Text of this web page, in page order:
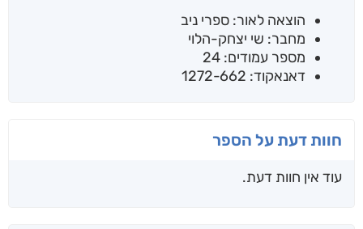
הוצאה לאור: ספרי ניב
מחבר: שי יצחק-הלוי
מספר עמודים: 24
דאנאקוד: 1272-662
חוות דעת על הספר
עוד אין חוות דעת.